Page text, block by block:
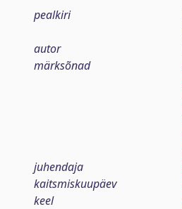
pealkiri
autor
märksõnad
juhendaja
kaitsmiskuupäev
keel